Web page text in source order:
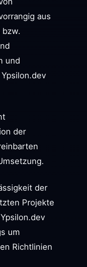
aus
bzw.
und
der
der
Projekte
um
Richtlinien